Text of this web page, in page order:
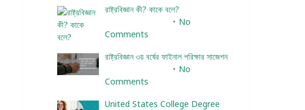
রাষ্ট্রবিজ্ঞান কী? কাকে বলে?
No
Comments
রাষ্ট্রবিজ্ঞান ৩য় বর্ষের ফাইনাল পরিক্ষার সাজেশন
No
Comments
United States College Degree